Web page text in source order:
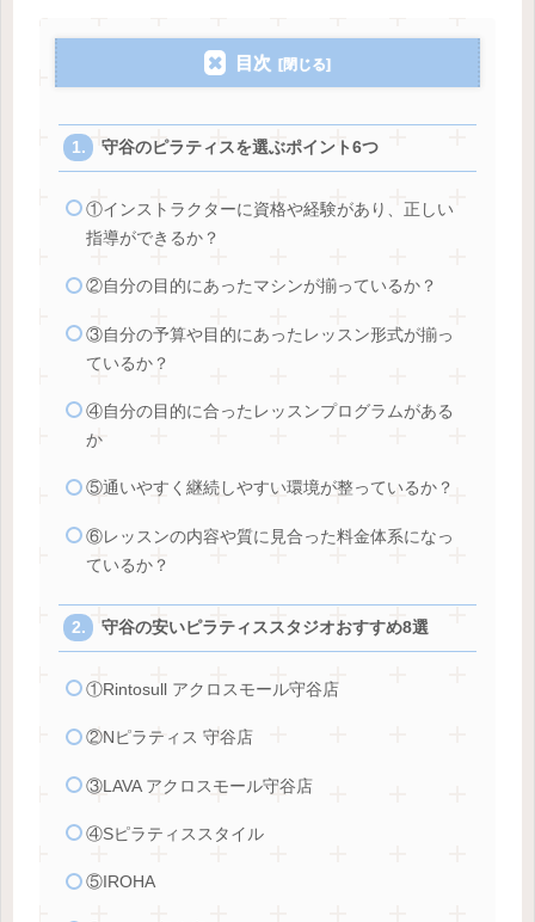
目次
守谷のピラティスを選ぶポイント6つ
①インストラクターに資格や経験があり、正しい
指導ができるか？
②自分の目的にあったマシンが揃っているか？
③自分の予算や目的にあったレッスン形式が揃っ
ているか？
④自分の目的に合ったレッスンプログラムがある
か
⑤通いやすく継続しやすい環境が整っているか？
⑥レッスンの内容や質に見合った料金体系になっ
ているか？
守谷の安いピラティススタジオおすすめ8選
①Rintosull アクロスモール守谷店
②Nピラティス 守谷店
③LAVA アクロスモール守谷店
④Sピラティススタイル
⑤IROHA